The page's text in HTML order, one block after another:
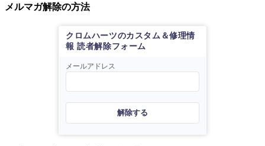
メルマガ解除の方法
クロムハーツのカスタム＆修理情
報 読者解除フォーム
メールアドレス
解除する